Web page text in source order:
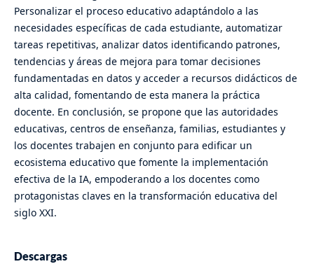
Personalizar el proceso educativo adaptándolo a las
necesidades específicas de cada estudiante, automatizar
tareas repetitivas, analizar datos identificando patrones,
tendencias y áreas de mejora para tomar decisiones
fundamentadas en datos y acceder a recursos didácticos de
alta calidad, fomentando de esta manera la práctica
docente. En conclusión, se propone que las autoridades
educativas, centros de enseñanza, familias, estudiantes y
los docentes trabajen en conjunto para edificar un
ecosistema educativo que fomente la implementación
efectiva de la IA, empoderando a los docentes como
protagonistas claves en la transformación educativa del
siglo XXI.
Descargas